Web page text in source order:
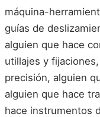
máquina-
guías de
alguien que hace
utillajes y
precisión, alguien
alguien que hace
hace instrumentos